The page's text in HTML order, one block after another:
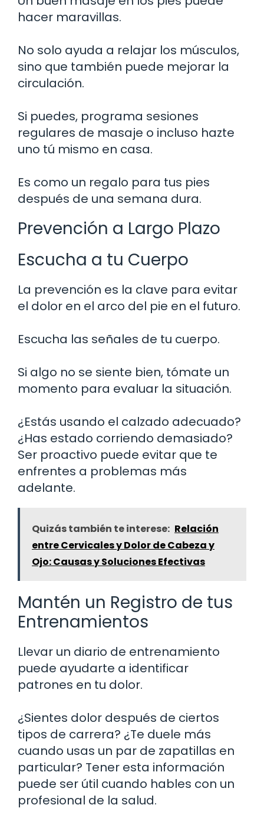
hacer maravillas.
No solo ayuda a relajar los músculos,
sino que también puede mejorar la
circulación.
Si puedes, programa sesiones
regulares de masaje o incluso hazte
uno tú mismo en casa.
Es como un regalo para tus pies
después de una semana dura.
Prevención a Largo Plazo
Escucha a tu Cuerpo
La prevención es la clave para evitar
el dolor en el arco del pie en el futuro.
Escucha las señales de tu cuerpo.
Si algo no se siente bien, tómate un
momento para evaluar la situación.
¿Estás usando el calzado adecuado?
¿Has estado corriendo demasiado?
Ser proactivo puede evitar que te
enfrentes a problemas más
adelante.
Quizás también te interese: Relación
entre Cervicales y Dolor de Cabeza y
Ojo: Causas y Soluciones Efectivas
Mantén un Registro de tus
Entrenamientos
Llevar un diario de entrenamiento
puede ayudarte a identificar
patrones en tu dolor.
¿Sientes dolor después de ciertos
tipos de carrera? ¿Te duele más
cuando usas un par de zapatillas en
particular? Tener esta información
puede ser útil cuando hables con un
profesional de la salud.